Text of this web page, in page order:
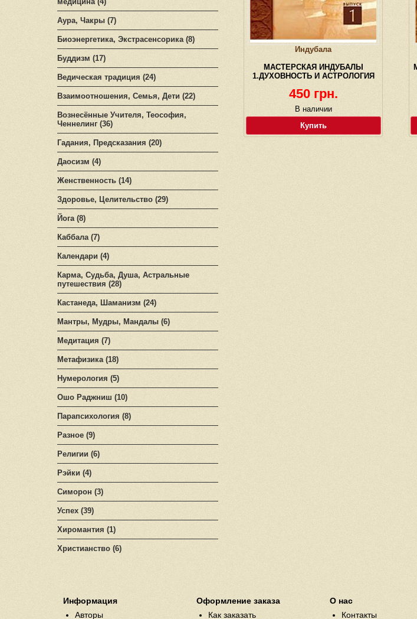
Аура, Чакры (7)
Биоэнергетика, Экстрасенсорика (8)
Буддизм (17)
Ведическая традиция (24)
Взаимоотношения, Семья, Дети (22)
Вознесённые Учителя, Теософия,
Ченнелинг (36)
Гадания, Предсказания (20)
Даосизм (4)
Женственность (14)
Здоровье, Целительство (29)
Йога (8)
Каббала (7)
Календари (4)
Карма, Судьба, Душа, Астральные
путешествия (28)
Кастанеда, Шаманизм (24)
Мантры, Мудры, Мандалы (6)
Медитация (7)
Метафизика (18)
Нумерология (5)
Ошо Раджниш (10)
Парапсихология (8)
Разное (9)
Религии (6)
Рэйки (4)
Симорон (3)
Успех (39)
Хиромантия (1)
Христианство (6)
Индубала
МАСТЕРСКАЯ ИНДУБАЛЫ
1.ДУХОВНОСТЬ И АСТРОЛОГИЯ
450 грн.
В наличии
Купить
Информация
Авторы
Оформление заказа
Как заказать
О нас
Контакты